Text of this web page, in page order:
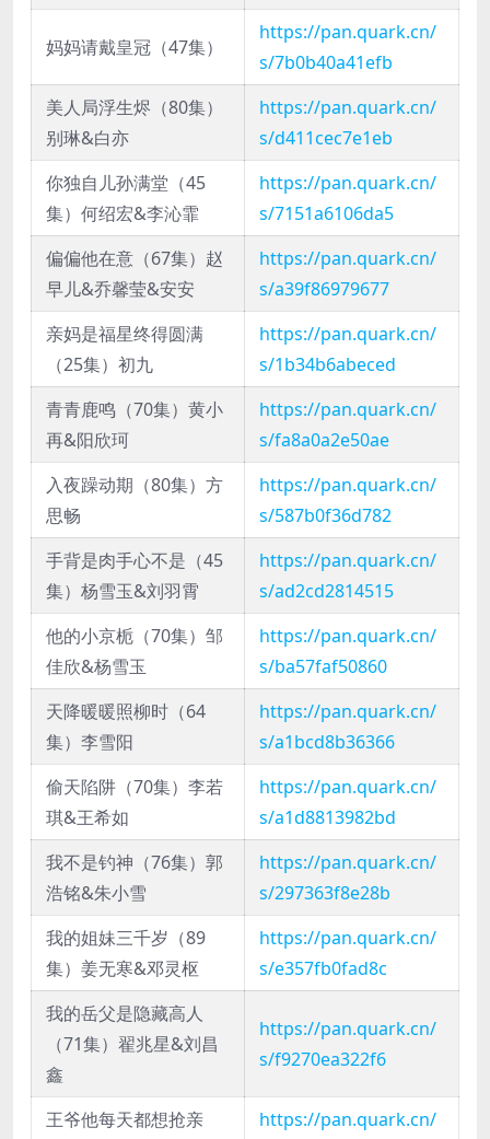
妈妈请戴皇冠（47集）
https://pan.quark.cn/
s/7b0b40a41efb
美人局浮生烬（80集）
别琳&白亦
https://pan.quark.cn/
s/d411cec7e1eb
你独自儿孙满堂（45
集）何绍宏&李沁霏
https://pan.quark.cn/
s/7151a6106da5
偏偏他在意（67集）赵
早儿&乔馨莹&安安
https://pan.quark.cn/
s/a39f86979677
亲妈是福星终得圆满
（25集）初九
https://pan.quark.cn/
s/1b34b6abeced
青青鹿鸣（70集）黄小
再&阳欣珂
https://pan.quark.cn/
s/fa8a0a2e50ae
入夜躁动期（80集）方
思畅
https://pan.quark.cn/
s/587b0f36d782
手背是肉手心不是（45
集）杨雪玉&刘羽霄
https://pan.quark.cn/
s/ad2cd2814515
他的小京栀（70集）邹
佳欣&杨雪玉
https://pan.quark.cn/
s/ba57faf50860
天降暖暖照柳时（64
集）李雪阳
https://pan.quark.cn/
s/a1bcd8b36366
偷天陷阱（70集）李若
琪&王希如
https://pan.quark.cn/
s/a1d8813982bd
我不是钓神（76集）郭
浩铭&朱小雪
https://pan.quark.cn/
s/297363f8e28b
我的姐妹三千岁（89
集）姜无寒&邓灵枢
https://pan.quark.cn/
s/e357fb0fad8c
我的岳父是隐藏高人
（71集）翟兆星&刘昌
鑫
https://pan.quark.cn/
s/f9270ea322f6
王爷他每天都想抢亲
https://pan.quark.cn/